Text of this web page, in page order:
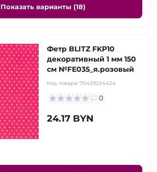
Показать варианты (18)
Фетр BLITZ FKP10
декоративный 1 мм 150
см №FE035_я.розовый
Код товара: 70439234424
0
24.17 BYN